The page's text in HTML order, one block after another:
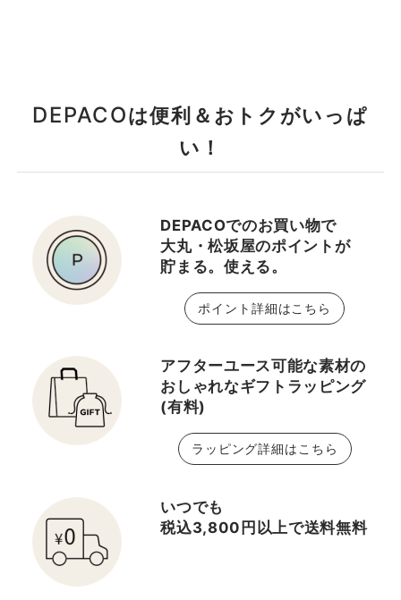
DEPACOは便利＆おトクがいっぱ
い！
DEPACOでのお買い物で
大丸・松坂屋のポイントが
貯まる。使える。
ポイント詳細はこちら
アフターユース可能な素材の
おしゃれなギフトラッピング
(有料)
ラッピング詳細はこちら
いつでも
税込3,800円以上で送料無料